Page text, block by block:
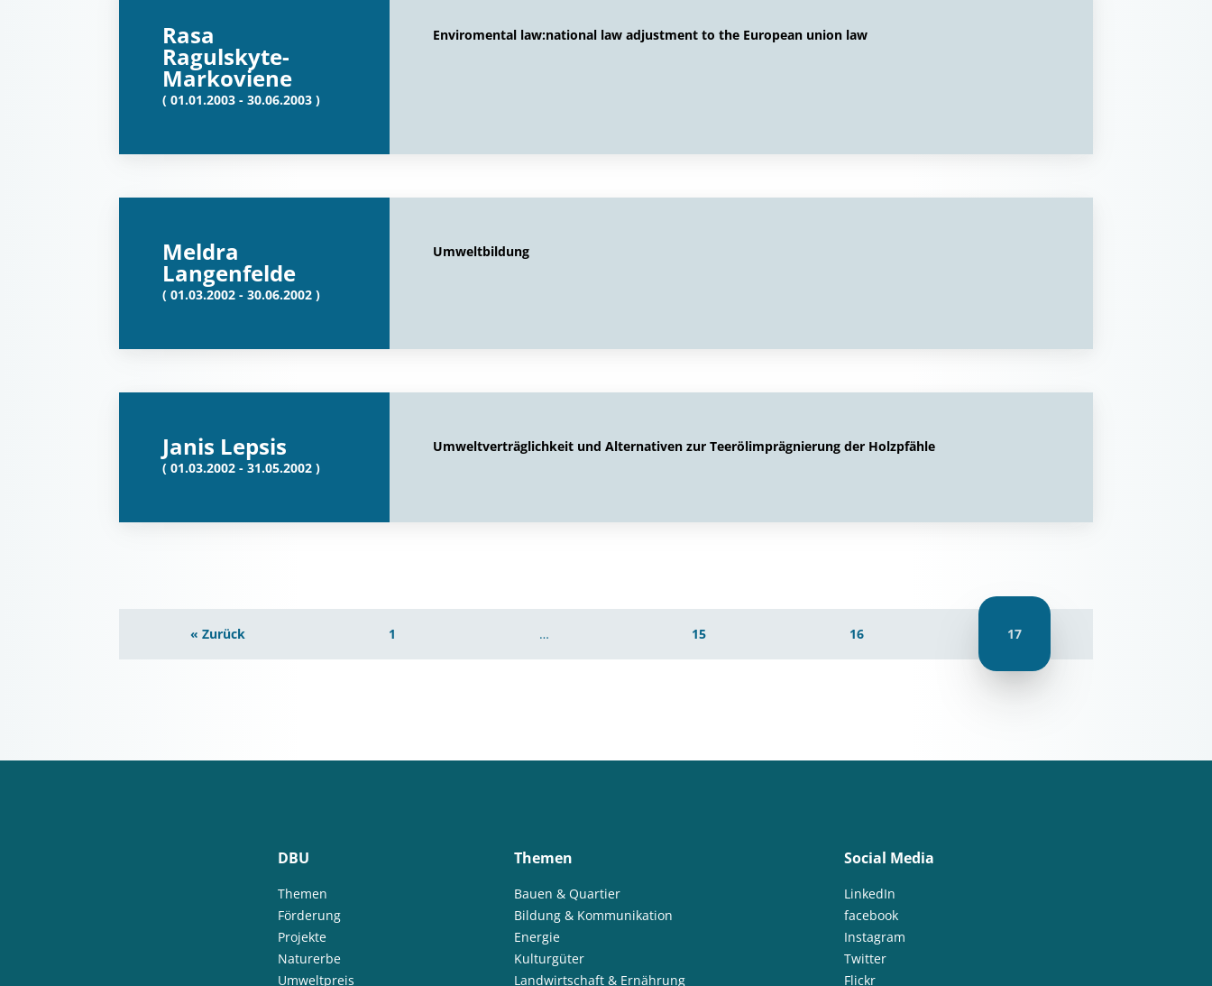
Rasa
Ragulskyte-
Markoviene
( 01.01.2003 - 30.06.2003 )
Enviromental law:national law adjustment to the European union law
Meldra
Langenfelde
( 01.03.2002 - 30.06.2002 )
Umweltbildung
Janis Lepsis
( 01.03.2002 - 31.05.2002 )
Umweltverträglichkeit und Alternativen zur Teerölimprägnierung der Holzpfähle
« Zurück 1 … 15 16 17
DBU
Themen
Förderung
Projekte
Naturerbe
Umweltpreis
Themen
Bauen & Quartier
Bildung & Kommunikation
Energie
Kulturgüter
Landwirtschaft & Ernährung
Social Media
LinkedIn
facebook
Instagram
Twitter
Flickr